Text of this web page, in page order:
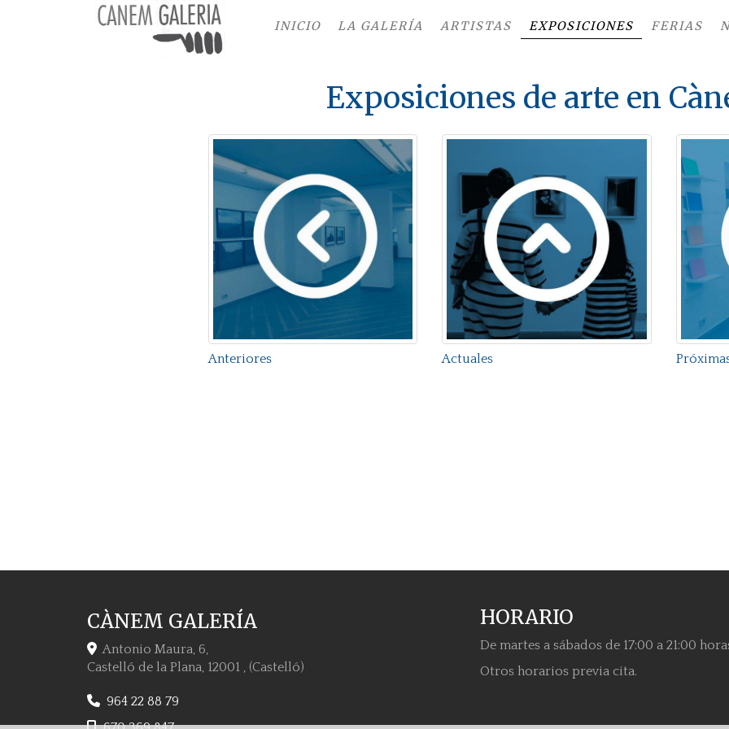
INICIO LA GALERÍA ARTISTAS EXPOSICIONES FERIAS
Exposiciones de arte en
Anteriores Actuales
CÀNEM GALERÍA
Antonio Maura, 6,
Castelló de la Plana, 12001 , (Castelló)
964 22 88 79
HORARIO
De martes a sábados de 17:00 a 21:00
Otros horarios previa cita.